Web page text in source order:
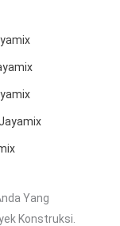
Yang
Konstruksi.